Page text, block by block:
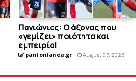
Πανιώνιος: O άξονας που
«γεμίζει» ποιότητα και
εμπειρία!
panionianea.gr August 07, 2026